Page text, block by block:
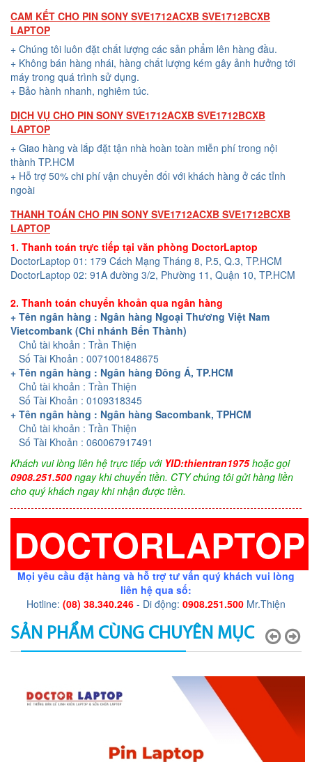
CAM KẾT CHO PIN SONY SVE1712ACXB SVE1712BCXB
LAPTOP
+ Chúng tôi luôn đặt chất lượng các sản phẩm lên hàng đầu.
+ Không bán hàng nhái, hàng chất lượng kém gây ảnh hưởng tới
máy trong quá trình sử dụng.
+ Bảo hành nhanh, nghiêm túc.
DỊCH VỤ CHO PIN SONY SVE1712ACXB SVE1712BCXB
LAPTOP
+ Giao hàng và lắp đặt tận nhà hoàn toàn miễn phí trong nội
thành TP.HCM
+ Hỗ trợ 50% chi phí vận chuyển đối với khách hàng ở các tỉnh
ngoài
THANH TOÁN CHO PIN SONY SVE1712ACXB SVE1712BCXB
LAPTOP
1. Thanh toán trực tiếp tại văn phòng DoctorLaptop
DoctorLaptop 01: 179 Cách Mạng Tháng 8, P.5, Q.3, TP.HCM
DoctorLaptop 02: 91A đường 3/2, Phường 11, Quận 10, TP.HCM
2. Thanh toán chuyển khoản qua ngân hàng
+ Tên ngân hàng : Ngân hàng Ngoại Thương Việt Nam
Vietcombank (Chi nhánh Bến Thành)
Chủ tài khoản : Trần Thiện
Số Tài Khoản : 0071001848675
+ Tên ngân hàng : Ngân hàng Đông Á, TP.HCM
Chủ tài khoản : Trần Thiện
Số Tài Khoản : 0109318345
+ Tên ngân hàng : Ngân hàng Sacombank, TPHCM
Chủ tài khoản : Trần Thiện
Số Tài Khoản : 060067917491
Khách vui lòng liên hệ trực tiếp với YID:thientran1975hoặc gọi
0908.251.500 ngay khi chuyển tiền. CTY chúng tôi gửi hàng liền
cho quý khách ngay khi nhận được tiền.
DOCTORLAPTOP
Mọi yêu cầu đặt hàng và hỗ trợ tư vấn quý khách vui lòng
liên hệ qua số:
Hotline: (08) 38.340.246 - Di động: 0908.251.500 Mr.Thiện
SẢN PHẨM CÙNG CHUYÊN MỤC